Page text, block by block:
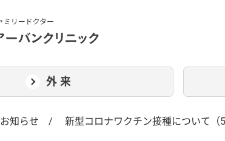
外来
お知らせ / 新型コロナワクチン接種について（5